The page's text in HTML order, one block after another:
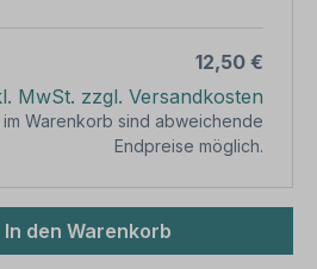
12,50 €
MwSt. zzgl. Versandkosten
Warenkorb sind abweichende
Endpreise möglich.
gewünschten Wert
In den Warenkorb